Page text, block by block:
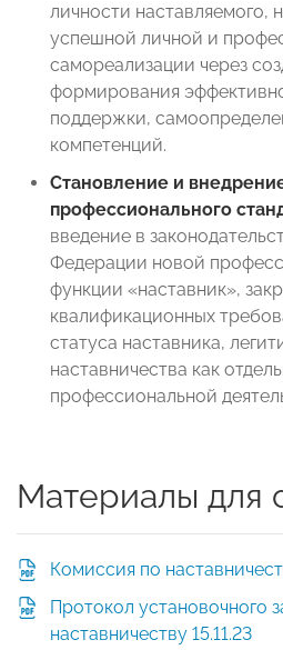
личности наставляемого,
успешной личной и
самореализации через
формирования
поддержки,
компетенций.
Становление и
профессионального
введение в
Федерации новой
функции «наставник»,
квалификационных
статуса наставника,
наставничества как
профессиональной
Материалы для
Комиссия по
Протокол установочного
наставничеству 15.11.23